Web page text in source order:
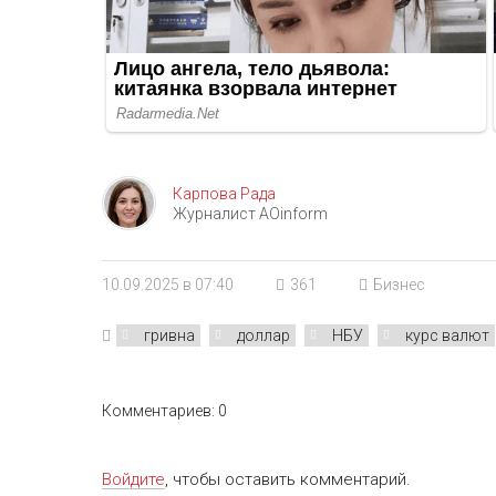
Карпова Рада
Журналист AOinform
10.09.2025 в 07:40 361 Бизнес
гривна доллар НБУ курс валют
Комментариев: 0
Войдите, чтобы оставить комментарий.